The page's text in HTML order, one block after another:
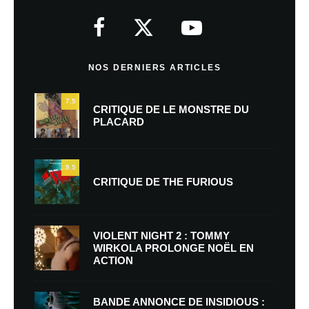
NOS DERNIERS ARTICLES
7.5
CRITIQUE DE LE MONSTRE DU
PLACARD
9.5
CRITIQUE DE THE FURIOUS
VIOLENT NIGHT 2 : TOMMY
WIRKOLA PROLONGE NOËL EN
ACTION
BANDE ANNONCE DE INSIDIOUS :